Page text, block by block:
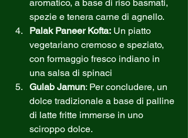
aromatico, a base di riso basmati,
spezie e tenera carne di agnello.
Palak Paneer Kofta: Un piatto
vegetariano cremoso e speziato,
con formaggio fresco indiano in
una salsa di spinaci
Gulab Jamun: Per concludere, un
dolce tradizionale a base di palline
di latte fritte immerse in uno
sciroppo dolce.